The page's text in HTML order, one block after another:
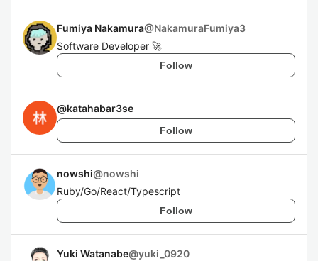
Fumiya Nakamura@NakamuraFumiya3
Software Developer 🚀
Follow
@katahabar3se
Follow
nowshi@nowshi
Ruby/Go/React/Typescript
Follow
Yuki Watanabe@yuki_0920